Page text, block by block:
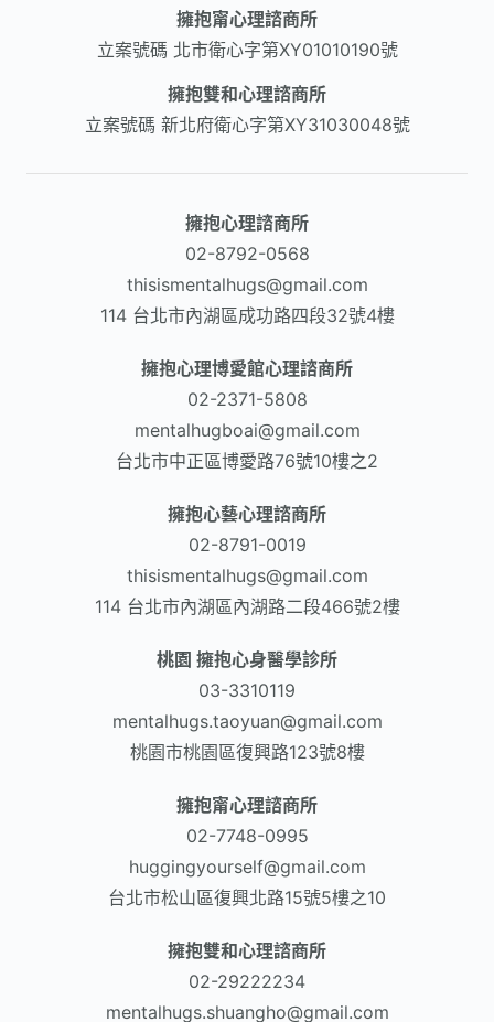
擁抱甯心理諮商所
立案號碼 北市衛心字第XY01010190號
擁抱雙和心理諮商所
立案號碼 新北府衛心字第XY31030048號
擁抱心理諮商所
02-8792-0568​
thisismentalhugs@gmail.com
114 台北市內湖區成功路四段32號4樓
擁抱心理博愛館心理諮商所
02-2371-5808
mentalhugboai@gmail.com
台北市中正區博愛路76號10樓之2
擁抱心藝心理諮商所
02-8791-0019
thisismentalhugs@gmail.com
114 台北市內湖區內湖路二段466號2樓
桃園 擁抱心身醫學診所
03-3310119
mentalhugs.taoyuan@gmail.com
桃園市桃園區復興路123號8樓
擁抱甯心理諮商所
02-7748-0995
huggingyourself@gmail.com
台北市松山區復興北路15號5樓之10
擁抱雙和心理諮商所
02-29222234
mentalhugs.shuangho@gmail.com